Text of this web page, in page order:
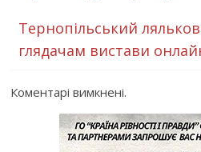
Тернопільський
глядачам вистави
Коментарі вимкнені.